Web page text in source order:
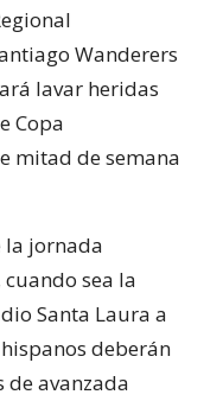
Wanderers
lavar heridas
Copa
mitad de semana
la jornada
sea la
Santa Laura a
deberán
de avanzada